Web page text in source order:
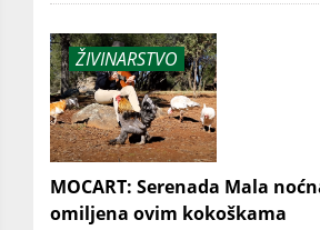
ŽIVINARSTVO
MOCART: Serenada Mala
omiljena ovim kokoškama